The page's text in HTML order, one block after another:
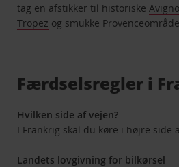
tag en afstikker til historiske
Tropez og smukke
Færdselsregler i
Hvilken side af vejen?
I Frankrig skal du køre i højre side
Landets lovgivning for bilkørsel